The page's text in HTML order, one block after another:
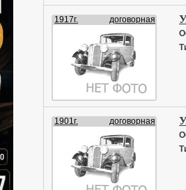
1917г. договорная
1901г. договорная